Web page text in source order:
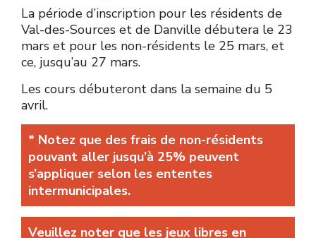
La période d’inscription pour les résidents de
Val-des-Sources et de Danville débutera le 23
mars et pour les non-résidents le 25 mars, et
ce, jusqu’au 27 mars.
Les cours débuteront dans la semaine du 5
avril.
* Notez que des frais de non-résidents
pouvant aller jusqu’à 25% peuvent
s’appliquer selon les ententes
intermunicipales.
Veuillez noter que les jeux libres en